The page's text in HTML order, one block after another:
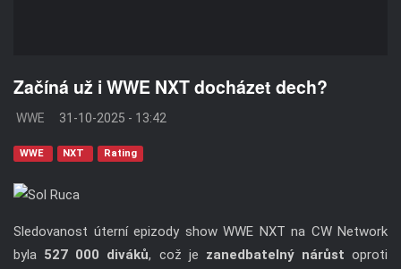
Začíná už i WWE NXT docházet dech?
WWE 31-10-2025 - 13:42
WWE NXT Rating
Sledovanost úterní epizody show WWE NXT na CW Network
byla 527 000 diváků, což je zanedbatelný nárůst oproti